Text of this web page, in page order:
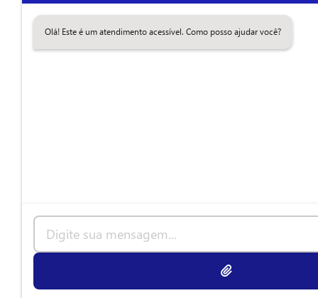
Olá! Este é um atendimento acessível. Como posso ajudar você?